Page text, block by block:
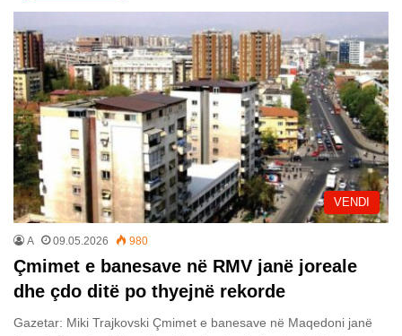
VENDI
A 09.05.2026 980
Çmimet e banesave në RMV janë joreale
dhe çdo ditë po thyejnë rekorde
Gazetar: Miki Trajkovski Çmimet e banesave në Maqedoni janë